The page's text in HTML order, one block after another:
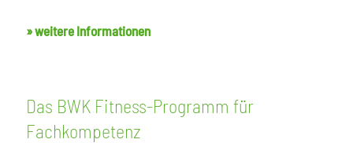
» weitere Informationen
Das BWK Fitness-Programm für
Fachkompetenz